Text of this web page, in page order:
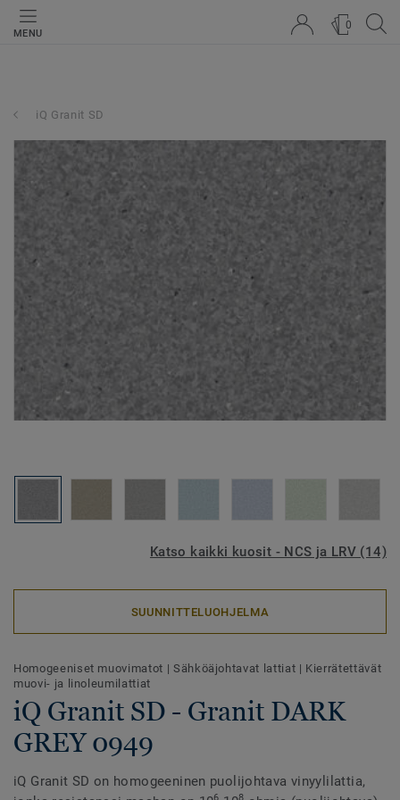
MENU
0
iQ Granit SD
Katso kaikki kuosit - NCS ja LRV (14)
SUUNNITTELUOHJELMA
Homogeeniset muovimatot | Sähköäjohtavat lattiat | Kierrätettävät
muovi- ja linoleumilattiat
iQ Granit SD - Granit DARK
GREY 0949
iQ Granit SD on homogeeninen puolijohtava vinyylilattia,